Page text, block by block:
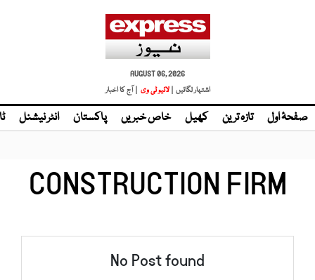
AUGUST 06, 2026
اشتہار لگائیں | لائیو ٹی وی | آج کا اخبار
صفحۂ اول تازہ ترین کھیل خاص خبریں پاکستان انٹر نیشنل
CONSTRUCTION FIRM
No Post found